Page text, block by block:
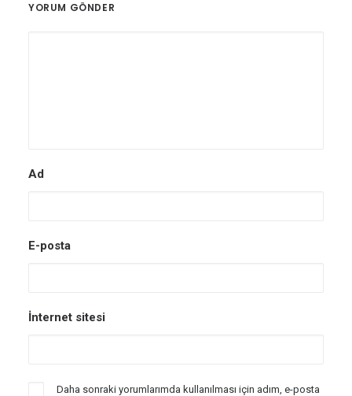
YORUM GÖNDER
Ad
E-posta
İnternet sitesi
Daha sonraki yorumlarımda kullanılması için adım, e-posta